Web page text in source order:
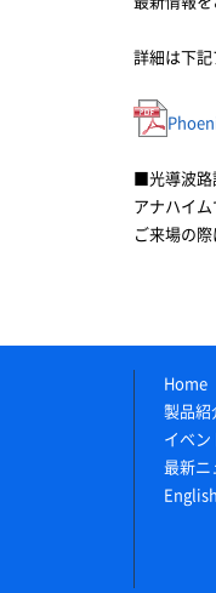
詳細は下記
■光導波
アナハイ
ご来場の
Home
製品紹
イベン
最新ニ
English